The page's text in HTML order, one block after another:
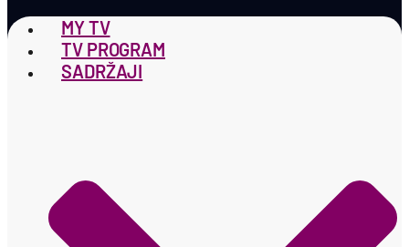
MY TV
TV PROGRAM
SADRŽAJI